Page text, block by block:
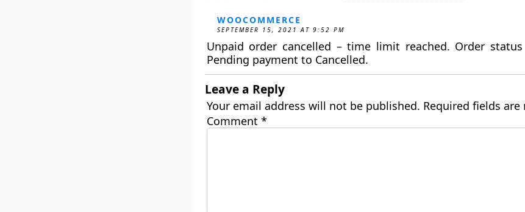
WOOCOMMERCE
SEPTEMBER 15, 2021 AT 9:52 PM
Unpaid order cancelled – time limit reached. Order
Pending payment to Cancelled.
Leave a Reply
Your email address will not be published. Required fields are
Comment *